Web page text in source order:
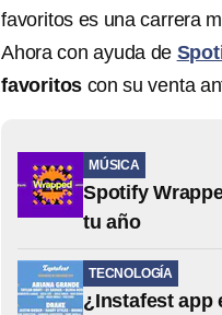
favoritos es una carrera
Ahora con ayuda de
favoritos con su venta
MÚSICA
Spotify
tu año
TECNOLOGÍA
¿Instafest app